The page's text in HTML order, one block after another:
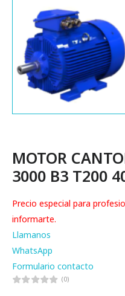
MOTOR
3000 B3 T200
Precio especial para
informarte.
Llamanos
WhatsApp
Formulario contacto
(0)